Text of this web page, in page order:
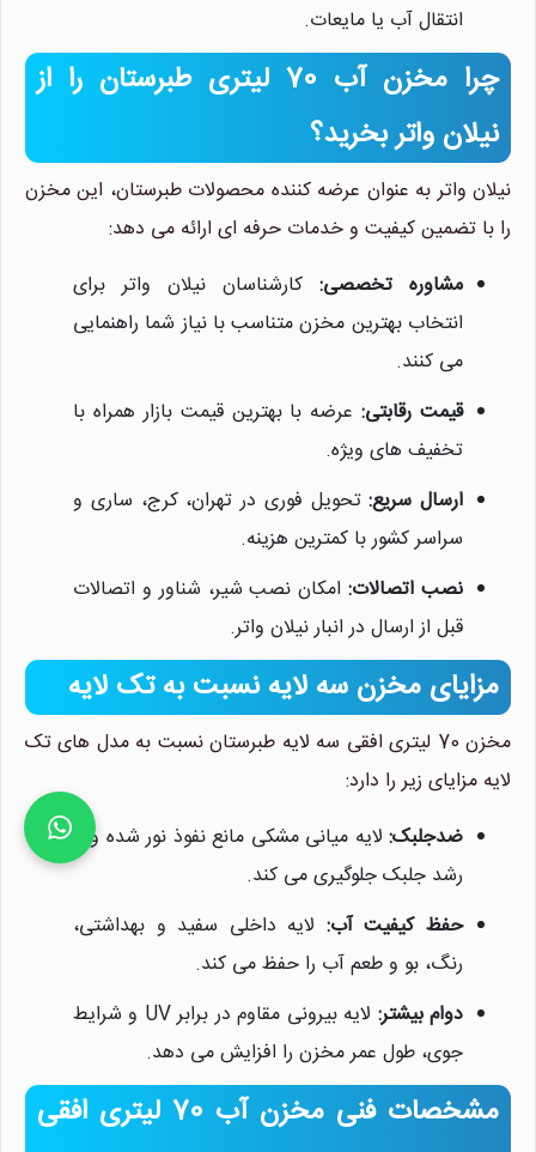
انتقال آب یا مایعات.
چرا مخزن آب 70 لیتری طبرستان را از
نیلان واتر بخرید؟
نیلان واتر به عنوان عرضه کننده محصولات طبرستان، این مخزن
را با تضمین کیفیت و خدمات حرفه ای ارائه می دهد:
مشاوره تخصصی: کارشناسان نیلان واتر برای
انتخاب بهترین مخزن متناسب با نیاز شما راهنمایی
می کنند.
قیمت رقابتی:عرضه با بهترین قیمت بازار همراه با
تخفیف های ویژه.
ارسال سریع:تحویل فوری در تهران، کرج، ساری و
سراسر کشور با کمترین هزینه.
نصب اتصالات:امکان نصب شیر، شناور و اتصالات
قبل از ارسال در انبار نیلان واتر.
مزایای مخزن سه لایه نسبت به تک لایه
مخزن 70 لیتری افقی سه لایه طبرستان نسبت به مدل های تک
لایه مزایای زیر را دارد:
ضدجلبک: لایه میانی مشکی مانع نفوذ نور شده و از
رشد جلبک جلوگیری می کند.
حفظ کیفیت آب: لایه داخلی سفید و بهداشتی،
رنگ، بو و طعم آب را حفظ می کند.
دوام بیشتر:
لایه بیرونی مقاوم در برابر UV و شرایط
جوی، طول عمر مخزن را افزایش می دهد.
مشخصات فنی مخزن آب 70 لیتری افقی